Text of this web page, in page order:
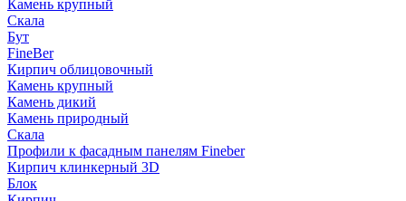
Камень крупный
Скала
Бут
FineBer
Кирпич облицовочный
Камень крупный
Камень дикий
Камень природный
Скала
Профили к фасадным панелям Fineber
Кирпич клинкерный 3D
Блок